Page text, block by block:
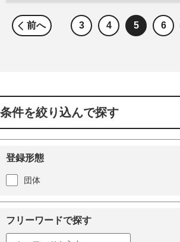
前へ 3 4 5 6
条件を絞り込んで探す
登録形態
団体
フリーワードで探す